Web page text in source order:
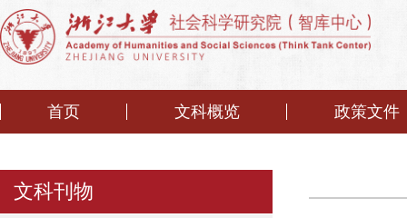
首页 文科概览 政策文件
文科刊物